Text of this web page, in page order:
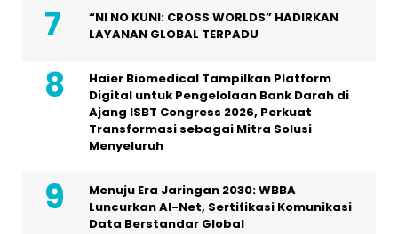
“NI NO KUNI: CROSS WORLDS” HADIRKAN
LAYANAN GLOBAL TERPADU
Haier Biomedical Tampilkan Platform
Digital untuk Pengelolaan Bank Darah di
Ajang ISBT Congress 2026, Perkuat
Transformasi sebagai Mitra Solusi
Menyeluruh
Menuju Era Jaringan 2030: WBBA
Luncurkan AI-Net, Sertifikasi Komunikasi
Data Berstandar Global